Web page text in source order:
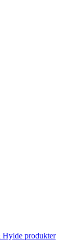
Hylde produkter